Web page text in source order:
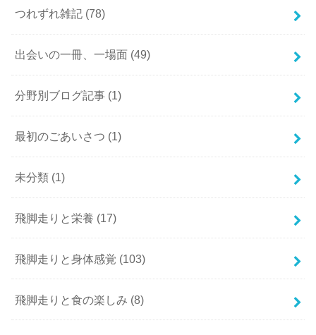
つれずれ雑記 (78)
出会いの一冊、一場面 (49)
分野別ブログ記事 (1)
最初のごあいさつ (1)
未分類 (1)
飛脚走りと栄養 (17)
飛脚走りと身体感覚 (103)
飛脚走りと食の楽しみ (8)